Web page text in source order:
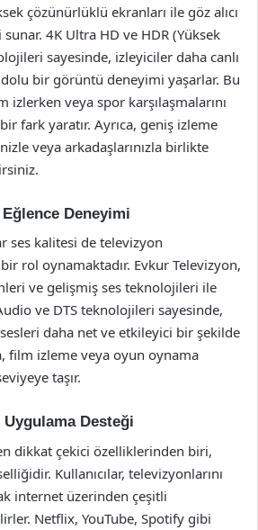
çözünürlüklü ekranları ile göz alıcı
4K Ultra HD ve HDR (Yüksek
sayesinde, izleyiciler daha canlı
bir görüntü deneyimi yaşarlar. Bu
izlerken veya spor karşılaşmalarını
fark yaratır. Ayrıca, geniş izleme
veya arkadaşlarınızla birlikte
Deneyimi
ses kalitesi de televizyon
rol oynamaktadır. Evkur Televizyon,
ve gelişmiş ses teknolojileri ile
ve DTS teknolojileri sayesinde,
daha net ve etkileyici bir şekilde
film izleme veya oyun oynama
taşır.
Desteği
dikkat çekici özelliklerinden biri,
Kullanıcılar, televizyonlarını
internet üzerinden çeşitli
Netflix, YouTube, Spotify gibi